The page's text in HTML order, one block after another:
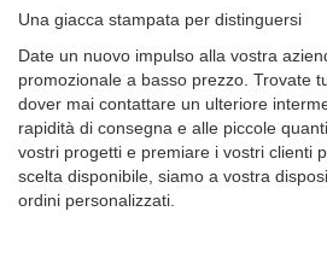
Una giacca stampata per distinguersi
Date un nuovo impulso alla vostra
promozionale a basso prezzo. Trovate
dover mai contattare un ulteriore
rapidità di consegna e alle piccole
vostri progetti e premiare i vostri clienti
scelta disponibile, siamo a vostra
ordini personalizzati.